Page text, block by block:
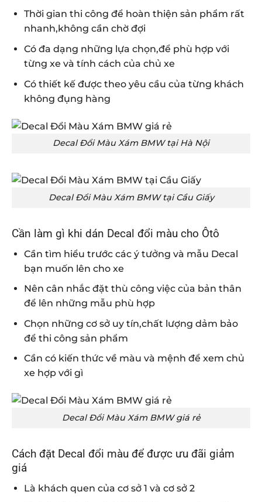
Thời gian thi công để hoàn thiện sản phẩm rất
nhanh,không cần chờ đợi
Có đa dạng những lựa chọn,để phù hợp với
từng xe và tính cách của chủ xe
Có thiết kế được theo yêu cầu của từng khách
không đụng hàng
Decal Đổi Màu Xám BMW tại Hà Nội
Decal Đổi Màu Xám BMW tại Cầu Giấy
Cần làm gì khi dán Decal đổi màu cho Ôtô
Cần tìm hiểu trước các ý tưởng và mẫu Decal
bạn muốn lên cho xe
Nên cân nhắc đặt thù công việc của bản thân
để lên những mẫu phù hợp
Chọn những cơ sở uy tín,chất lượng dảm bảo
để thi công sản phẩm
Cần có kiến thức về màu và mệnh để xem chủ
xe hợp với gì
Decal Đổi Màu Xám BMW giá rẻ
Cách đặt Decal đổi màu để được ưu đãi giảm
giá
Là khách quen của cơ sở 1 và cơ sở 2